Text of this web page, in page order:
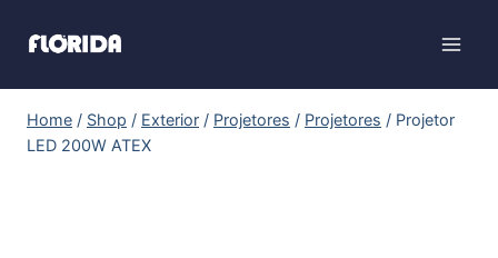
Home / Shop / Exterior / Projetores / Projetores / Projetor
LED 200W ATEX